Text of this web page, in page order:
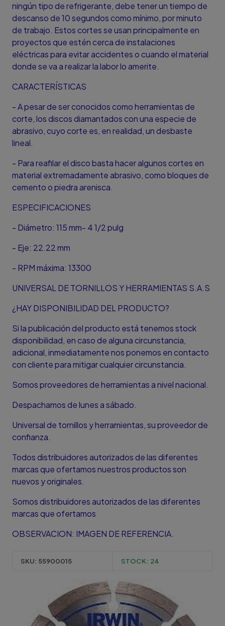
ningún tipo de refrigerante, debe tener un tiempo de
descanso de 10 segundos como mínimo, por minuto
de trabajo. Estos cortes se usan principalmente en
proyectos que estén cerca de instalaciones
eléctricas para evitar accidentes o cuando el material
donde se va a realizar la labor lo amerite.
CARACTERÍSTICAS
- A pesar de ser conocidos como herramientas de
corte, los discos diamantados con una especie de
abrasivo, cuyo corte es, en realidad, un desbaste
lineal.
- Para reafilar el disco basta hacer algunos cortes en
material extremadamente abrasivo, como bloques de
cemento o piedra arenisca.
ESPECIFICACIONES
- Diámetro: 115 mm- 4 1/2 pulg
- Eje: 22.22 mm
- RPM máxima: 13300
UNIVERSAL DE TORNILLOS Y HERRAMIENTAS S.A.S
¿HAY DISPONIBILIDAD DEL PRODUCTO?
Si la publicación del producto está tenemos stock
disponibilidad, en caso de alguna circunstancia,
adicional, inmediatamente nos ponemos en contacto
con cliente para mitigar cualquier circunstancia.
Somos proveedores de herramientas a nivel nacional.
Despachamos de lunes a sábado.
Universal de tornillos y herramientas, su proveedor de
confianza.
Todos distribuidores autorizados de las diferentes
marcas que ofertamos nuestros productos son
nuevos y originales.
Somos distribuidores autorizados de las diferentes
marcas que ofertamos
OBSERVACION: IMAGEN DE REFERENCIA.
SKU: 55900015 STOCK: 24